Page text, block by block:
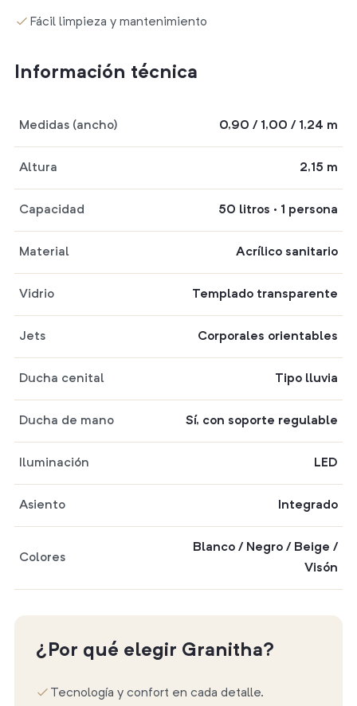
Fácil limpieza y mantenimiento
Información técnica
Medidas (ancho) 0,90 / 1,00 / 1,24 m
Altura 2,15 m
Capacidad 50 litros · 1 persona
Material Acrílico sanitario
Vidrio Templado transparente
Jets Corporales orientables
Ducha cenital Tipo lluvia
Ducha de mano Sí, con soporte regulable
Iluminación LED
Asiento Integrado
Colores
Blanco / Negro / Beige /
Visón
¿Por qué elegir Granitha?
Tecnología y confort en cada detalle.